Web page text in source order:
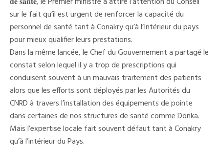
sur le fait qu’il est urgent de renforcer la capacité du
personnel de santé tant à Conakry qu’à l’Intérieur du pays
pour mieux qualifier leurs prestations.
Dans la même lancée, le Chef du Gouvernement a partagé le
constat selon lequel il y a trop de prescriptions qui
conduisent souvent à un mauvais traitement des patients
alors que les efforts sont déployés par les Autorités du
CNRD à travers l’installation des équipements de pointe
dans certaines de nos structures de santé comme Donka.
Mais l’expertise locale fait souvent défaut tant à Conakry
qu’à l’intérieur du Pays.